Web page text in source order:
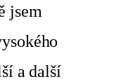
jsem
a další